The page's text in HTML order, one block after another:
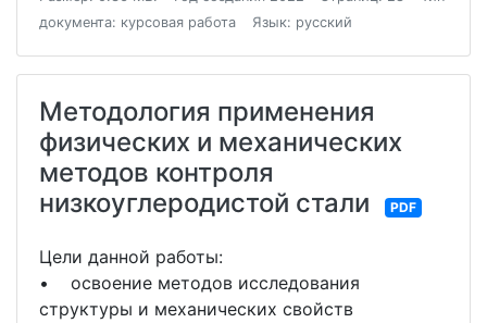
документа: курсовая работа
Язык: русский
Методология применения
физических и механических
методов контроля
низкоуглеродистой стали
PDF
Цели данной работы:
• освоение методов исследования
структуры и механических свойств